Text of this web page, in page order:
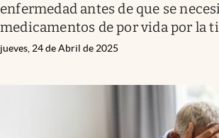
enfermedad antes de que se
medicamentos de por vida por la
jueves, 24 de Abril de 2025